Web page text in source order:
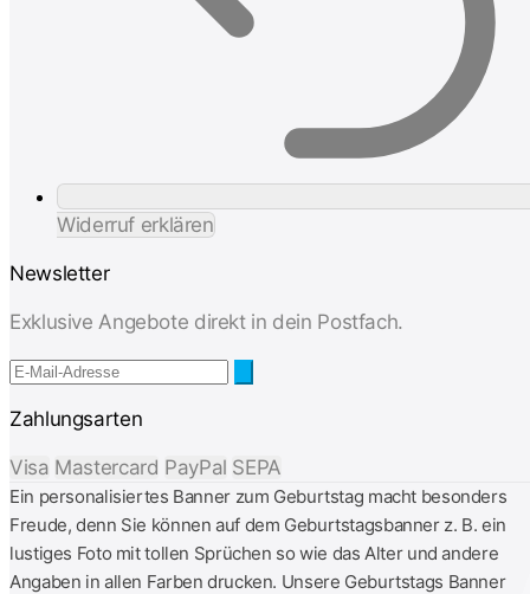
Widerruf erklären
Newsletter
Exklusive Angebote direkt in dein Postfach.
Zahlungsarten
Visa Mastercard PayPal SEPA
Ein personalisiertes Banner zum Geburtstag macht besonders
Freude, denn Sie können auf dem Geburtstagsbanner z. B. ein
lustiges Foto mit tollen Sprüchen so wie das Alter und andere
Angaben in allen Farben drucken. Unsere Geburtstags Banner